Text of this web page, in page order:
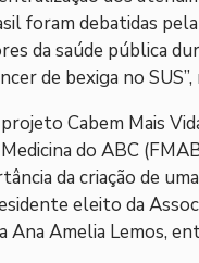
foram debatidas
da saúde pública
de bexiga no
Cabem Mais
do ABC
da criação de
eleito da
Ana Amelia Lemos,